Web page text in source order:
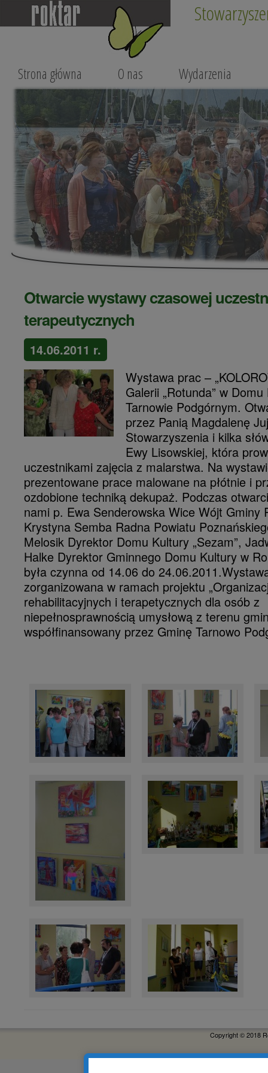
Strona główna O nas Wydarzenia
Otwarcie wystawy czasowej
terapeutycznych
14.06.2011 r.
Wystawa prac –
Galerii „Rotunda” w
Tarnowie Podgórnym.
przez Panią Magdalenę
Stowarzyszenia i kilka
Ewy Lisowskiej, która
uczestnikami zajęcia z malarstwa. Na
prezentowane prace malowane na płótnie i
ozdobione techniką dekupaż. Podczas
nami p. Ewa Senderowska Wice Wójt Gminy
Krystyna Semba Radna Powiatu
Melosik Dyrektor Domu Kultury „Sezam”,
Halke Dyrektor Gminnego Domu Kultury w
była czynna od 14.06 do
zorganizowana w ramach projektu
rehabilitacyjnych i terapetycznych dla osób z
niepełnosprawnością umysłową z terenu
współfinansowany przez Gminę Tarnowo
Copyright © 2018